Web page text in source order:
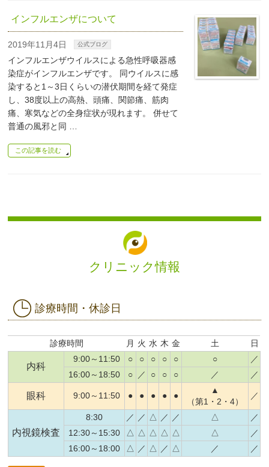
インフルエンザについて
2019年11月4日 公式ブログ
インフルエンザウイルスによる急性呼吸器感
染症がインフルエンザです。 同ウイルスに感
染すると1～3日くらいの潜伏期間を経て発症
し、38度以上の高熱、頭痛、関節痛、筋肉
痛、寒気などの全身症状が現れます。 併せて
普通の風邪と同 …
この記事を読む
クリニック情報
診療時間・休診日
診療時間 月 火 水 木 金 土 日
内科
9:00～11:50 ○ ○ ○ ○ ○ ○
／
16:00～18:50
○ ／ ○ ○ ○ ／ ／
眼科 9:00～11:50 ● ● ● ● ●
▲
（第1・2・4）
／
内視鏡検査
8:30 ／ ／ △ ／ ／ △
／
12:30～15:30
△ △ △ △ △ △
／
16:00～18:00
△ ／ △ ／ △ ／ ／